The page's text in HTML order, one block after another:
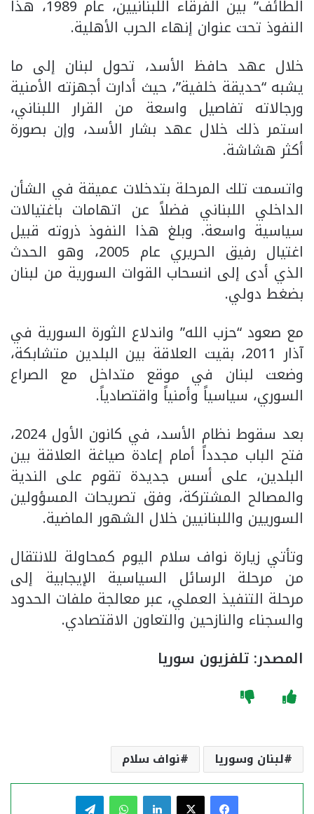
الطائف” بين الفرقاء اللبنانيين، عام 1989، هذا
النفوذ تحت عنوان إنهاء الحرب الأهلية.
خلال عهد حافظ الأسد، تحول لبنان إلى ما
يشبه “حديقة خلفية”، حيث أدارت أجهزته الأمنية
ورجالاته تفاصيل واسعة من القرار اللبناني،
استمر ذلك خلال عهد بشار الأسد، وإن بصورة
أكثر هشاشة.
واتسمت تلك المرحلة بتدخلات عميقة في الشأن
الداخلي اللبناني فضلاً عن اتهامات باغتيالات
سياسية واسعة. وبلغ هذا النفوذ ذروته قبيل
اغتيال رفيق الحريري عام 2005، وهو الحدث
الذي أدى إلى انسحاب القوات السورية من لبنان
بضغط دولي.
مع صعود “حزب الله” واندلاع الثورة السورية في
آذار 2011، بقيت العلاقة بين البلدين متشابكة،
وضعت لبنان في موقع متداخل مع الصراع
السوري، سياسياً وأمنياً واقتصادياً.
بعد سقوط نظام الأسد، في كانون الأول 2024،
فتح الباب مجدداً أمام إعادة صياغة العلاقة بين
البلدين، على أسس جديدة تقوم على الندية
والمصالح المشتركة، وفق تصريحات المسؤولين
السوريين واللبنانيين خلال الشهور الماضية.
وتأتي زيارة نواف سلام اليوم كمحاولة للانتقال
من مرحلة الرسائل السياسية الإيجابية إلى
مرحلة التنفيذ العملي، عبر معالجة ملفات الحدود
والسجناء والنازحين والتعاون الاقتصادي.
المصدر: تلفزيون سوريا
لبنان وسوريا نواف سلام
فيسبوك لينكدإن واتساب